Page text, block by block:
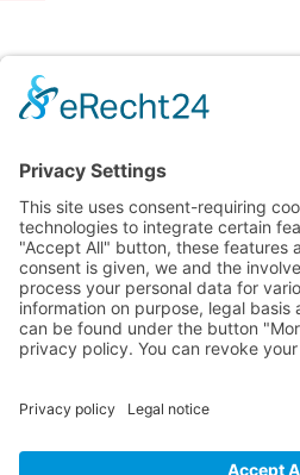
Datenschutzerklärung
Impressum
Nutzungsbedingungen
Über uns
Die auf dieser Webseite
Geschäftskunden (B2B) gerichtet.